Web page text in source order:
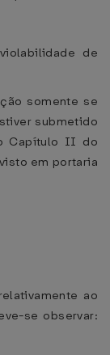
de
somente se
submetido
Capítulo II do
em portaria
ao
se observar: